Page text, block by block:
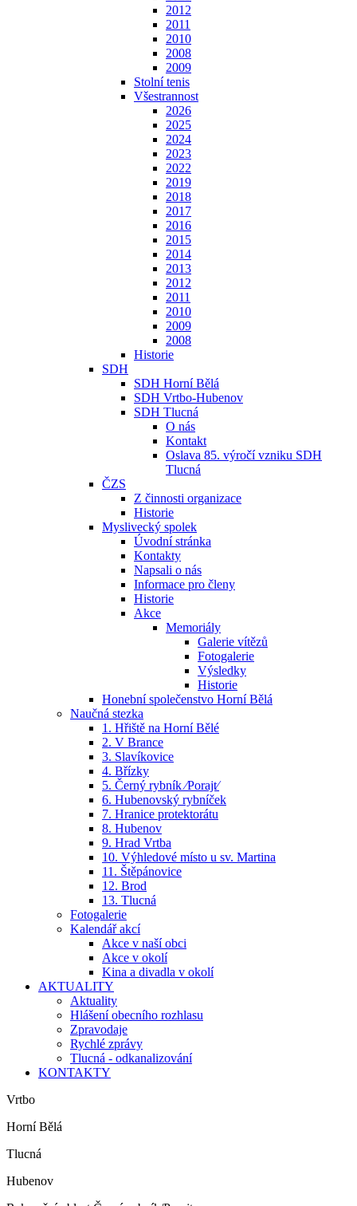
2012
2011
2010
2008
2009
Stolní tenis
Všestrannost
2026
2025
2024
2023
2022
2019
2018
2017
2016
2015
2014
2013
2012
2011
2010
2009
2008
Historie
SDH
SDH Horní Bělá
SDH Vrtbo-Hubenov
SDH Tlucná
O nás
Kontakt
Oslava 85. výročí vzniku SDH
Tlucná
ČZS
Z činnosti organizace
Historie
Myslivecký spolek
Úvodní stránka
Kontakty
Napsali o nás
Informace pro členy
Historie
Akce
Memoriály
Galerie vítězů
Fotogalerie
Výsledky
Historie
Honební společenstvo Horní Bělá
Naučná stezka
1. Hřiště na Horní Bělé
2. V Brance
3. Slavíkovice
4. Břízky
5. Černý rybník ⁄Porajt⁄
6. Hubenovský rybníček
7. Hranice protektorátu
8. Hubenov
9. Hrad Vrtba
10. Výhledové místo u sv. Martina
11. Štěpánovice
12. Brod
13. Tlucná
Fotogalerie
Kalendář akcí
Akce v naší obci
Akce v okolí
Kina a divadla v okolí
AKTUALITY
Aktuality
Hlášení obecního rozhlasu
Zpravodaje
Rychlé zprávy
Tlucná - odkanalizování
KONTAKTY
Vrtbo
Horní Bělá
Tlucná
Hubenov